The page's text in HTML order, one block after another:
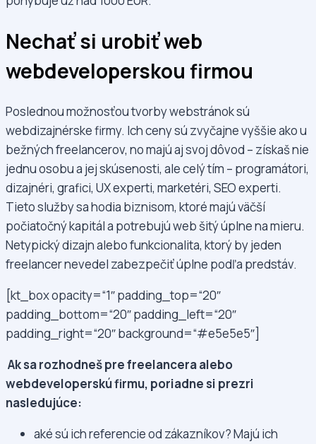
Nechať si urobiť web
webdeveloperskou firmou
Poslednou možnosťou tvorby webstránok sú
webdizajnérske firmy. Ich ceny sú zvyčajne vyššie ako u
bežných freelancerov, no majú aj svoj dôvod – získaš nie
jednu osobu a jej skúsenosti, ale celý tím – programátori,
dizajnéri, grafici, UX experti, marketéri, SEO experti.
Tieto služby sa hodia biznisom, ktoré majú väčší
počiatočný kapitál a potrebujú web šitý úplne na mieru.
Netypický dizajn alebo funkcionalita, ktorý by jeden
freelancer nevedel zabezpečiť úplne podľa predstáv.
[kt_box opacity=“1″ padding_top=“20″
padding_bottom=“20″ padding_left=“20″
padding_right=“20″ background=“#e5e5e5″]
Ak sa rozhodneš pre freelancera alebo
webdeveloperskú firmu, poriadne si prezri
nasledujúce:
aké sú ich referencie od zákazníkov? Majú ich